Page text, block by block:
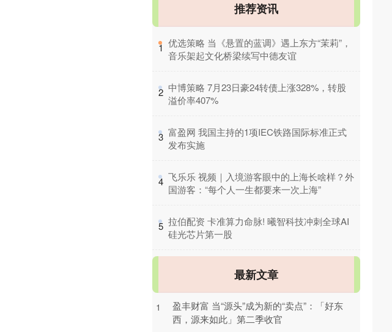
推荐资讯
1 ​优选策略 当《悬置的蓝调》遇上东方“茉莉”，
音乐架起文化桥梁续写中德友谊
2 ​中博策略 7月23日豪24转债上涨328%，转股
溢价率407%
3 ​富盈网 我国主持的1项IEC铁路国际标准正式
发布实施
4 ​飞乐乐 视频｜入境游客眼中的上海长啥样？外
国游客：“每个人一生都要来一次上海”
5 ​拉伯配资 卡准算力命脉! 曦智科技冲刺全球AI
硅光芯片第一股
最新文章
1
盈丰财富 当“源头”成为新的“卖点”：「好东
西，源来如此」第二季收官